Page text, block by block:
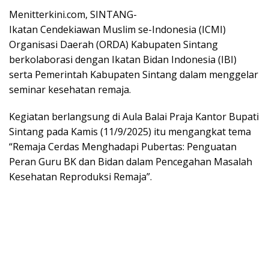
Menitterkini.com, SINTANG-
Ikatan Cendekiawan Muslim se-Indonesia (ICMI)
Organisasi Daerah (ORDA) Kabupaten Sintang
berkolaborasi dengan Ikatan Bidan Indonesia (IBI)
serta Pemerintah Kabupaten Sintang dalam menggelar
seminar kesehatan remaja.
Kegiatan berlangsung di Aula Balai Praja Kantor Bupati
Sintang pada Kamis (11/9/2025) itu mengangkat tema
“Remaja Cerdas Menghadapi Pubertas: Penguatan
Peran Guru BK dan Bidan dalam Pencegahan Masalah
Kesehatan Reproduksi Remaja”.